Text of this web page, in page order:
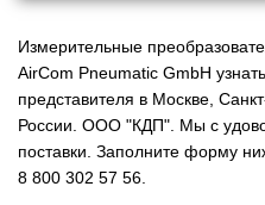
Измерительные
AirCom Pneumatic GmbH
представителя в Москве,
России. ООО "КДП". Мы с
поставки. Заполните форму
8 800 302 57 56.